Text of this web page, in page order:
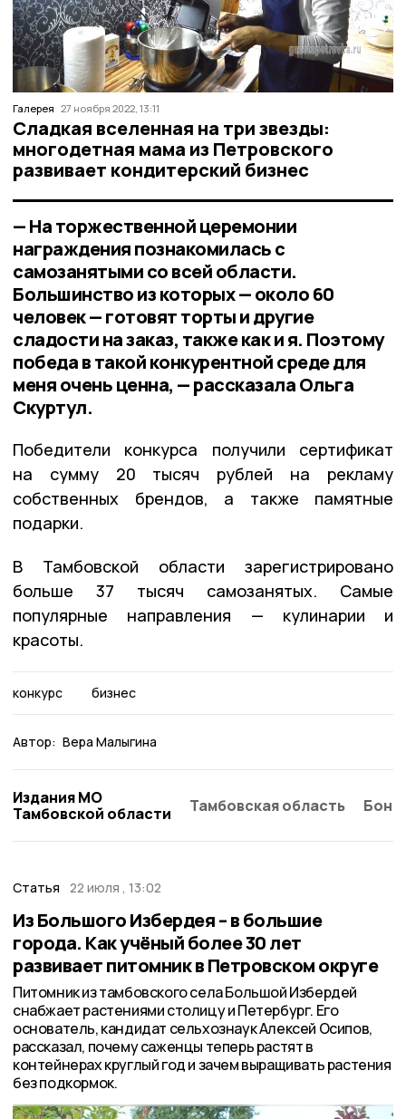
Галерея 27 ноября 2022, 13:11
Сладкая вселенная на три звезды:
многодетная мама из Петровского
развивает кондитерский бизнес
— На торжественной церемонии
награждения познакомилась с
самозанятыми со всей области.
Большинство из которых — около 60
человек — готовят торты и другие
сладости на заказ, также как и я. Поэтому
победа в такой конкурентной среде для
меня очень ценна, — рассказала Ольга
Скуртул.
Победители конкурса получили сертификат
на сумму 20 тысяч рублей на рекламу
собственных брендов, а также памятные
подарки.
В Тамбовской области зарегистрировано
больше 37 тысяч самозанятых. Самые
популярные направления — кулинарии и
красоты.
конкурс бизнес
Автор: Вера Малыгина
Издания МО
Тамбовской области
Тамбовская область
Статья 22 июля , 13:02
Из Большого Избердея – в большие
города. Как учёный более 30 лет
развивает питомник в Петровском округе
Питомник из тамбовского села Большой Избердей
снабжает растениями столицу и Петербург. Его
основатель, кандидат сельхознаук Алексей Осипов,
рассказал, почему саженцы теперь растят в
контейнерах круглый год и зачем выращивать растения
без подкормок.